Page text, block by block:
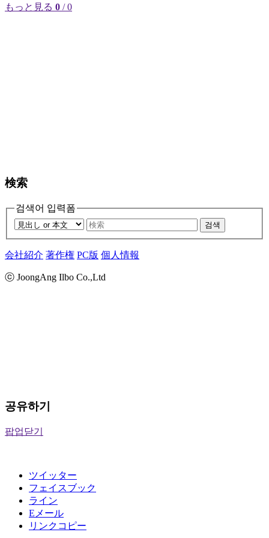
もっと見る 0 / 0
検索
검색어 입력폼
검색
会社紹介 著作権 PC版 個人情報
ⓒ JoongAng Ilbo Co.,Ltd
공유하기
팝업닫기
ツイッター
フェイスブック
ライン
Eメール
リンクコピー